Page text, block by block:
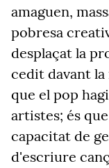
amaguen,
pobresa
desplaçat la
cedit davant la
que el pop
artistes; és
capacitat de
d'escriure